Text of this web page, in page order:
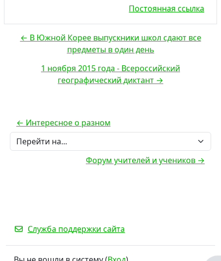
Постоянная ссылка
← В Южной Корее выпускники школ сдают все
предметы в один день
1 ноября 2015 года - Всероссийский
географический диктант →
← Интересное о разном
Перейти на...
Форум учителей и учеников →
Служба поддержки сайта